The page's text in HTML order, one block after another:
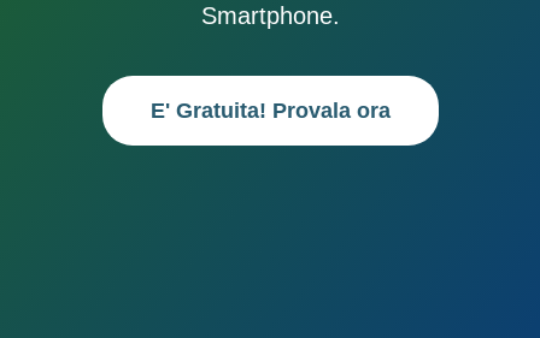
Smartphone.
E' Gratuita! Provala ora